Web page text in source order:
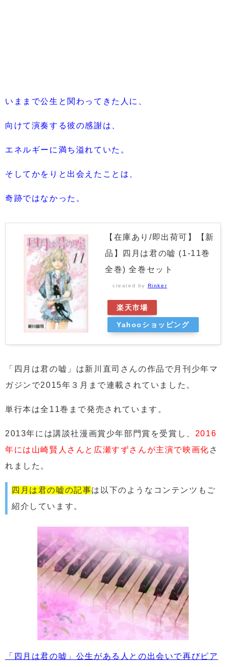
いままで公生と関わってきた人に、
向けて演奏する彼の感謝は、
エネルギーに満ち溢れていた。
そしてかをりと出会えたことは、
奇跡ではなかった。
【在庫あり/即出荷可】【新
品】四月は君の嘘 (1-11巻
全巻) 全巻セット
created by Rinker
楽天市場
Yahooショッピング
「四月は君の嘘」は新川直司さんの作品で月刊少年マ
ガジンで2015年３月まで連載されていました。
単行本は全11巻まで発売されています。
2013年には講談社漫画賞少年部門賞を受賞し、 2016
年には山崎賢人さんと広瀬すずさんが主演で映画化 さ
れました。
四月は君の嘘の記事は以下のようなコンテンツもご
紹介しています。
「四月は君の嘘」公生がある人との出会いで再びピア